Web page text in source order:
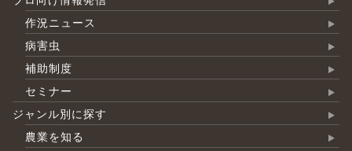
作況ニュース
病害虫
補助制度
セミナー
ジャンル別に探す
農業を知る